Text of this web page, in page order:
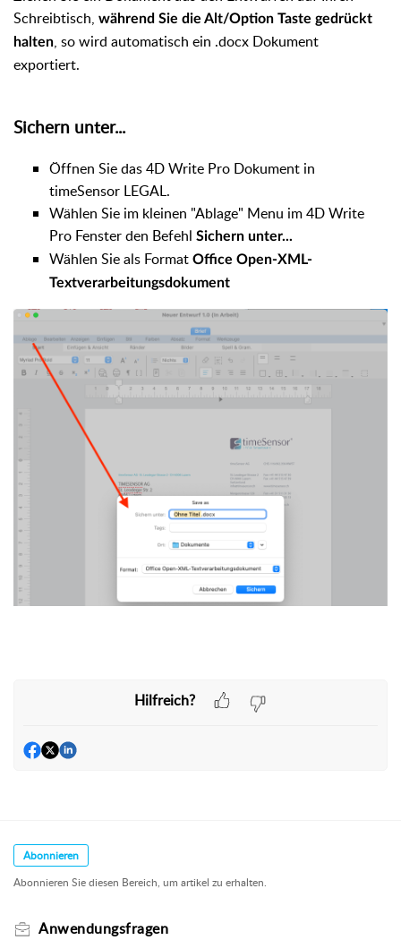
Schreibtisch, während Sie die Alt/Option Taste gedrückt
halten, so wird automatisch ein .docx Dokument
exportiert.
Sichern unter...
Öffnen Sie das 4D Write Pro Dokument in
timeSensor LEGAL.
Wählen Sie im kleinen "Ablage" Menu im 4D Write
Pro Fenster den Befehl Sichern unter...
Wählen Sie als Format Office Open-XML-
Textverarbeitungsdokument
Hilfreich?
Abonnieren
Abonnieren Sie diesen Bereich, um artikel zu erhalten.
Anwendungsfragen